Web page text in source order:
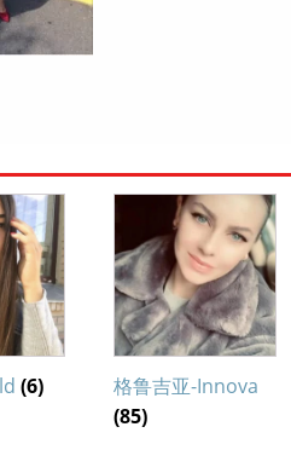
(6)
格鲁吉亚-Innova
(85)